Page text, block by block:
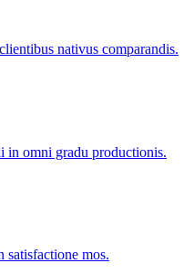
nativus comparandis.
in omni gradu productionis.
mos.